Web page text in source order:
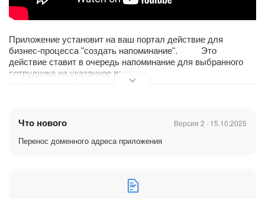
Приложение установит на ваш портал действие для
бизнес-процесса "создать напоминание". Это
действие ставит в очередь напоминание для выбранного
сотрудника на указанное время.
Напоминание будет отправлено при ближайшем
(обычное или "в виде карточки звонка") или оба вместе.
Если на момент посещения сотрудником портала в
очереди было несколько напоминаний с подходящим
Приложение работает с бизнес-процессами,
Что нового Версия 2 · 15.10.2025
Перенос доменного адреса приложения